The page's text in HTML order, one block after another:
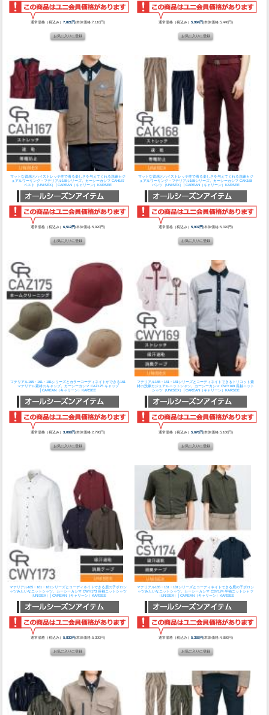
通常価格（税込み）7,821円(本体価格:7,110円) 通常価格（税込み） 5,984円(本体価格:5,440円)
マットな質感とハイストレッチ性で着る楽しさを与えてくれる洗練カジ
ュアルワーキング・マテリアル165シリーズ。
カーシーカシマ CAH167
ベスト（UNISEX）│CAREAN（キャリーン）KARSEE
通常価格（税込み）6,512円(本体価格:5,920円)
マットな質感とハイストレッチ性で着る楽しさを与えてくれる洗練カジ
ュアルワーキング・マテリアル165シリーズ。
カーシーカシマ CAK168
パンツ（UNISEX）│CAREAN（キャリーン）KARSEE
通常価格（税込み） 5,907円(本体価格:5,370円)
マテリアル165・161・181シリーズとカラーコーディネイトができる161
マテリアル素材のキャップ。
カーシーカシマ CAZ175 キャップ
│CAREAN（キャリーン）KARSEE
通常価格（税込み）3,069円(本体価格:2,790円)
マテリアル165・161・181シリーズとコーディネイトできるトリコット素
材の洗練カジュアルニットシャツ。 カーシーカシマ CWY169 長袖ニット
シャツ（UNISEX）│CAREAN（キャリーン）KARSEE
通常価格（税込み） 5,676円(本体価格:5,160円)
マテリアル165・161・181シリーズとコーディネイトできる鹿の子ポロシ
ャツみたいなニットシャツ。
カーシーカシマ CWY173 長袖ニットシャツ
（UNISEX）│CAREAN（キャリーン）KARSEE
通常価格（税込み）5,830円(本体価格:5,300円)
マテリアル165・161・181シリーズとコーディネイトできる鹿の子ポロシ
ャツみたいなニットシャツ。 カーシーカシマ CSY174 半袖ニットシャツ
（UNISEX）│CAREAN（キャリーン）KARSEE
通常価格（税込み） 5,368円(本体価格:4,880円)